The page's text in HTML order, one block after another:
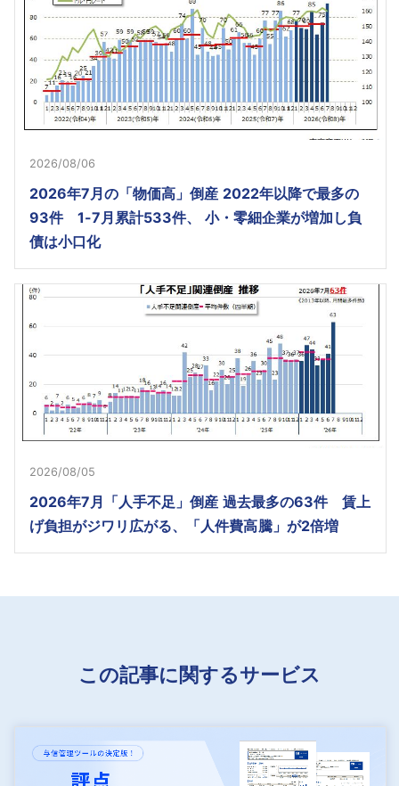
2026/08/06
2026年7月の「物価高」倒産 2022年以降で最多の
93件 1-7月累計533件、 小・零細企業が増加し負
債は小口化
2026/08/05
2026年7月「人手不足」倒産 過去最多の63件 賃上
げ負担がジワリ広がる、「人件費高騰」が2倍増
この記事に関するサービス